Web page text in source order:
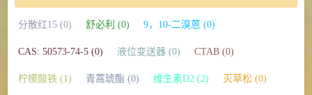
分散红15 (0) 舒必利 (0) 9，10-二溴蒽 (0)
CAS: 50573-74-5 (0) 液位变送器 (0) CTAB (0)
柠檬酸铁 (1) 青蒿琥酯 (0) 维生素D2 (2) 灭草松 (0)